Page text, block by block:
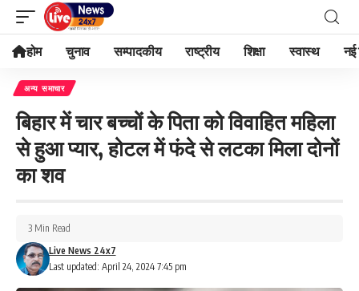
होम चुनाव सम्पादकीय राष्ट्रीय शिक्षा स्वास्थ नई
अन्य समाचार
बिहार में चार बच्चों के पिता को विवाहित महिला
से हुआ प्यार, होटल में फंदे से लटका मिला दोनों
का शव
Last updated: April 24, 2024 7:45 pm
Live News 24x7
3 Min Read